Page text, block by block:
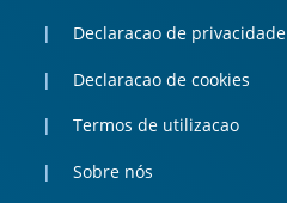
Declaracao de privacidade
Declaracao de cookies
Termos de utilizacao
Sobre nós